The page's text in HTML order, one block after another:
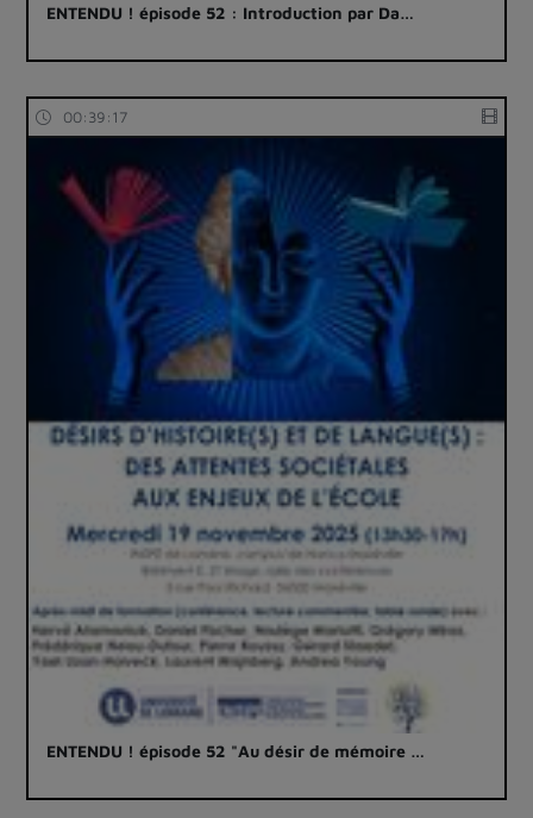
ENTENDU ! épisode 52 : Introduction par Da…
00:39:17
ENTENDU ! épisode 52 "Au désir de mémoire …